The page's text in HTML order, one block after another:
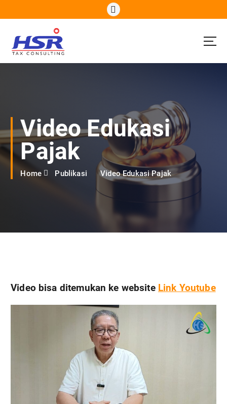
k
o
n
t
Video Edukasi
Pajak
Home Publikasi Video Edukasi Pajak
Video bisa ditemukan ke website Link Youtube